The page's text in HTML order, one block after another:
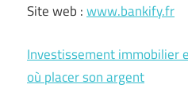
Site web :www.bankify.fr
Investissement immobilier
où placer son argent